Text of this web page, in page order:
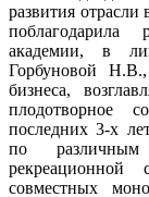
развития
поблагодарила
академии, в
Горбуновой
бизнеса,
плодотворное
последних 3-х
по различным
совместных